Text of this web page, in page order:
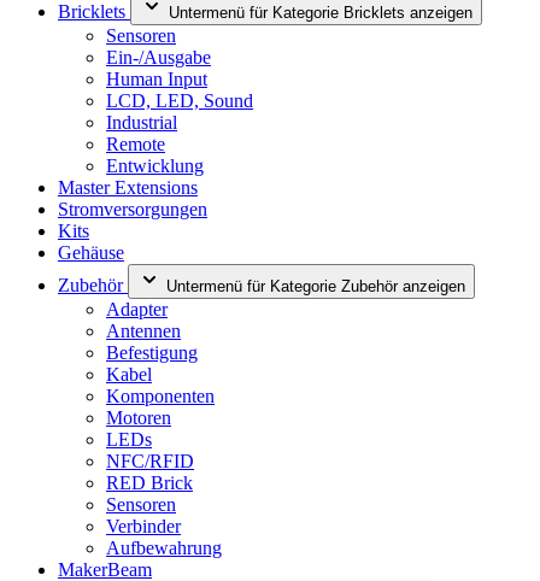
Bricklets
Untermenü für Kategorie Bricklets anzeigen
Sensoren
Ein-/Ausgabe
Human Input
LCD, LED, Sound
Industrial
Remote
Entwicklung
Master Extensions
Stromversorgungen
Kits
Gehäuse
Zubehör
Untermenü für Kategorie Zubehör anzeigen
Adapter
Antennen
Befestigung
Kabel
Komponenten
Motoren
LEDs
NFC/RFID
RED Brick
Sensoren
Verbinder
Aufbewahrung
MakerBeam